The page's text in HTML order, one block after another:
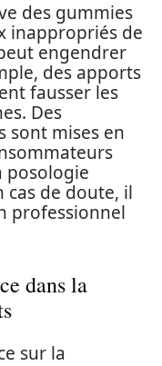
des gummies
inappropriés de
engendrer
des apports
fausser les
Des
sont mises en
posologie
cas de doute, il
professionnel
dans la
sur la